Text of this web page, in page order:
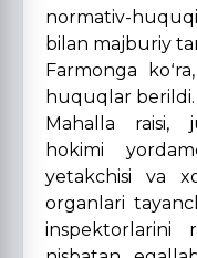
normativ-
bilan majburiy
Farmonga
huquqlar berildi.
Mahalla raisi,
hokimi
yetakchisi va
organlari
inspektorlarini